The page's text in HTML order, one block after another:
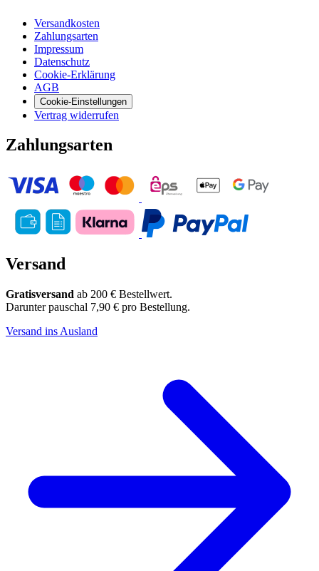
Versandkosten
Zahlungsarten
Impressum
Datenschutz
Cookie-Erklärung
AGB
Cookie-Einstellungen
Vertrag widerrufen
Zahlungsarten
Versand
Gratisversand ab 200 € Bestellwert.
Darunter pauschal 7,90 € pro Bestellung.
Versand ins Ausland